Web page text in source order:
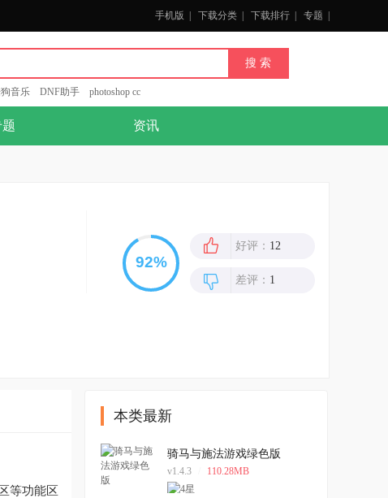
手机版 下载分类 下载排行 专题
音乐 DNF助手 photoshop cc
资讯
好评： 12
差评： 1
等功能区
本类最新
骑马与施法游戏绿色版
v1.4.3 110.28MB